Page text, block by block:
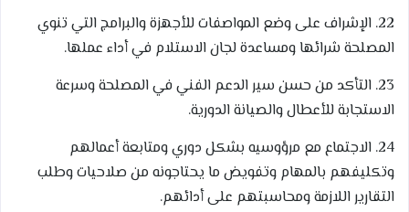
22. الإشراف على وضع المواصفات للأجهزة والبرامج التي تنوي
المصلحة شرائها ومساعدة لجان الاستلام في أداء عملها.
23. التأكد من حسن سير الدعم الفني في المصلحة وسرعة
الاستجابة للأعطال والصيانة الدورية.
24. الاجتماع مع مرؤوسيه بشكل دوري ومتابعة أعمالهم
وتكليفهم بالمهام وتفويض ما يحتاجونه من صلاحيات وطلب
التقارير اللازمة ومحاسبتهم على أدائهم.